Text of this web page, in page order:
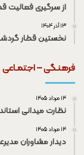
از سرگیری فعالیت
۱۳ آذر ۱۴۰۴
نخستین قطار
فرهنـگی – اجتمـاعی
۱۴ مرداد ۱۴۰۵
نظارت میدانی
۱۴ مرداد ۱۴۰۵
دیدار مشاوران